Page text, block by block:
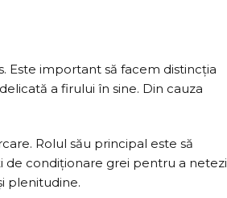
Este important să facem distincția
a firului în sine. Din cauza
Rolul său principal este să
de condiționare grei pentru a netezi
plenitudine.